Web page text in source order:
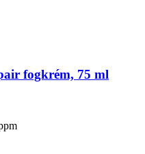
fogkrém, 75 ml